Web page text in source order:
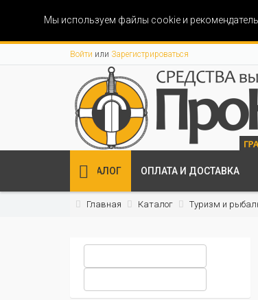
Мы используем файлы cookie и
Войти или Зарегистрироваться
КАТАЛОГ ОПЛАТА И ДОСТАВКА
Главная Каталог Туризм и